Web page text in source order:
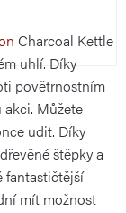
Charcoal Kettle
uhlí. Díky
povětrnostním
Můžete
udit. Díky
štěpky a
fantastičtější
mít možnost